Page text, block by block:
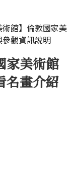
館】倫敦國家美
觀資訊說明
家美術館
名畫介紹